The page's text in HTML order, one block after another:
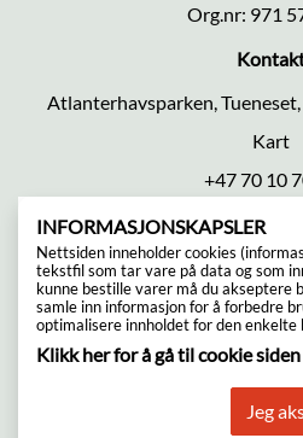
INFORMASJONSKAPSLER
Nettsiden inneholder cookies
tekstfil som tar vare på data og som
kunne bestille varer må du akseptere
samle inn informasjon for å forbedre
optimalisere innholdet for den enkelte
Klikk her for å gå til cookie
Jeg
Org.nr: 971
Atlanterhavsparken,
Kart
+47 70 10
Følg oss